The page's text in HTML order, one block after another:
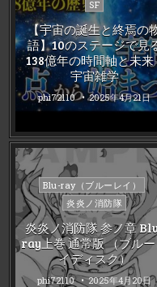
in
SF
【宇宙の誕生と終焉の
語】10のステージで見
138億年の時間軸と未来
宇宙雑学
phi72110 2025年4月21日
Posted
in
Blu-ray（ブルーレイ）
炎炎ノ消防隊
炎炎ノ消防隊 参ノ章
ray上巻 通常版 （ブルー
イディスク）
phi72110 2025年4月20日